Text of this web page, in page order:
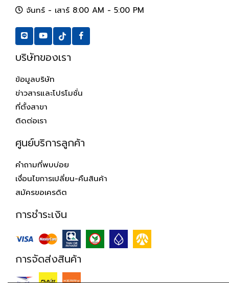
จันทร์ - เสาร์ 8:00 AM - 5:00 PM
บริษัทของเรา
ข้อมูลบริษัท
ข่าวสารและโปรโมชั่น
ที่ตั้งสาขา
ติดต่อเรา
ศูนย์บริการลูกค้า
คำถามที่พบบ่อย
เงื่อนไขการเปลี่ยน-คืนสินค้า
สมัครขอเครดิต
การชำระเงิน
การจัดส่งสินค้า